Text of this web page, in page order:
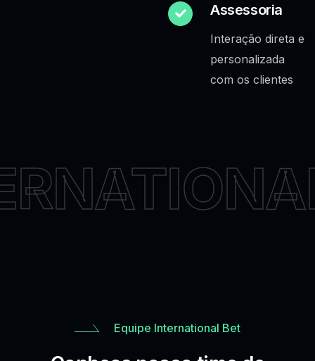
Assessoria
Interação direta e
personalizada
com os clientes
Equipe International Bet